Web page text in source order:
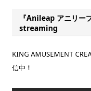
『Anileap アニリ
streaming
KING AMUSEMENT
信中！